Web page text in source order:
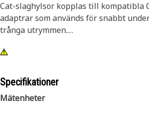
Cat-slaghylsor kopplas till kompatibla
adaptrar som används för snabbt
trånga utrymmen.
Egenskaper:
• Kort längd
• 3/8-tums fyrkantsfäste
• Svart oxidfinish
Specifikationer
Mätenheter